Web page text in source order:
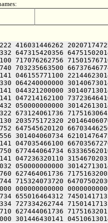
416031446262
647315420356
717076262756
703235663500
046155771100
064240000000
044321200000
047214162100
050000000000
673124061736
203575172320
647545620120
301404060734
047035466100
677444064734
047236320110
050000000000
627464061736
715324073720
000000000000
655016464312
727334262744
627444061736
301446430141